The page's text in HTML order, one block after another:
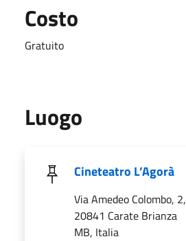
Costo
Gratuito
Luogo
Cineteatro L’Agorà
Via Amedeo Colombo, 2,
20841 Carate Brianza
MB, Italia